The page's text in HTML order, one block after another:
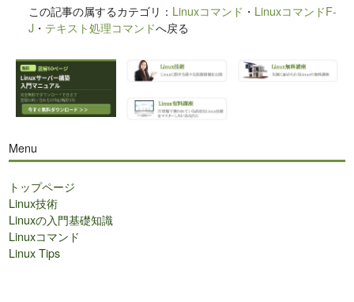
この記事の属するカテゴリ： Linuxコマンド ・ LinuxコマンドF-
J ・ テキスト処理コマンドへ戻る
Menu
トップページ
Linux技術
Linuxの入門基礎知識
Linuxコマンド
Linux Tips